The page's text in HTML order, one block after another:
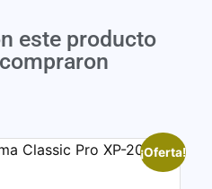
este producto
¡Oferta!